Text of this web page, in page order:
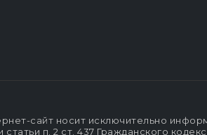
сайт носит исключительно
п. 2 ст. 437 Гражданского